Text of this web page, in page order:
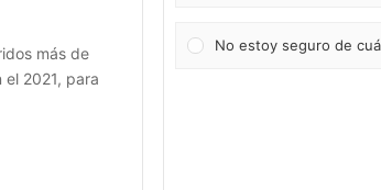
más de
2021, para
No estoy seguro de